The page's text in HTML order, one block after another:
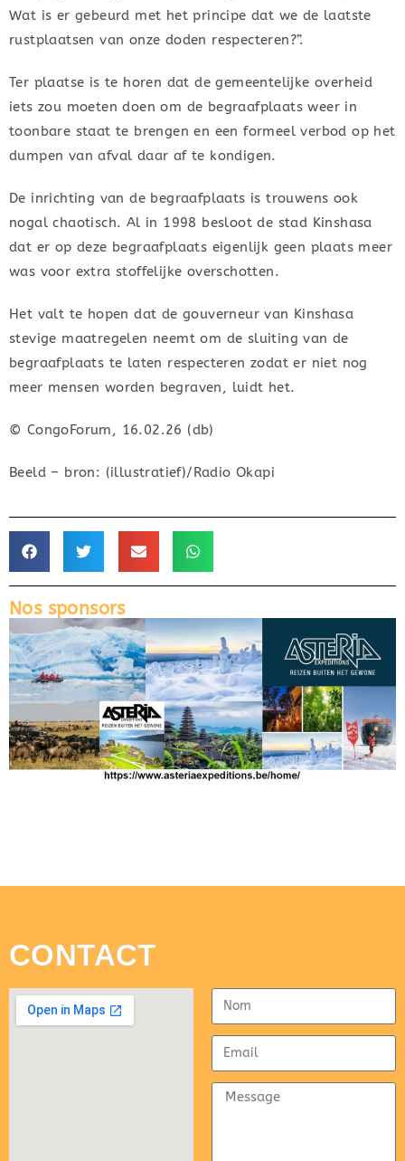
Wat is er gebeurd met het principe dat we de laatste
rustplaatsen van onze doden respecteren?”.
Ter plaatse is te horen dat de gemeentelijke overheid
iets zou moeten doen om de begraafplaats weer in
toonbare staat te brengen en een formeel verbod op het
dumpen van afval daar af te kondigen.
De inrichting van de begraafplaats is trouwens ook
nogal chaotisch. Al in 1998 besloot de stad Kinshasa
dat er op deze begraafplaats eigenlijk geen plaats meer
was voor extra stoffelijke overschotten.
Het valt te hopen dat de gouverneur van Kinshasa
stevige maatregelen neemt om de sluiting van de
begraafplaats te laten respecteren zodat er niet nog
meer mensen worden begraven, luidt het.
© CongoForum, 16.02.26 (db)
Beeld – bron: (illustratief)/Radio Okapi
Nos sponsors
CONTACT